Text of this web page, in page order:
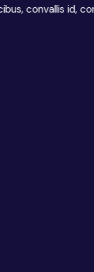
convallis id,